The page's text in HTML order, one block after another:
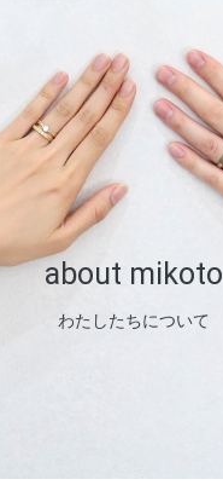
about mikoto
わたしたちについて